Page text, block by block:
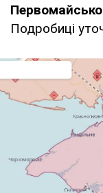
Подробиці